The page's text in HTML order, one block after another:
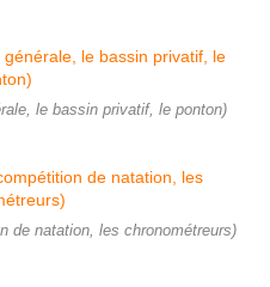
le bassin privatif, le ponton)
de natation, les chronométreurs)